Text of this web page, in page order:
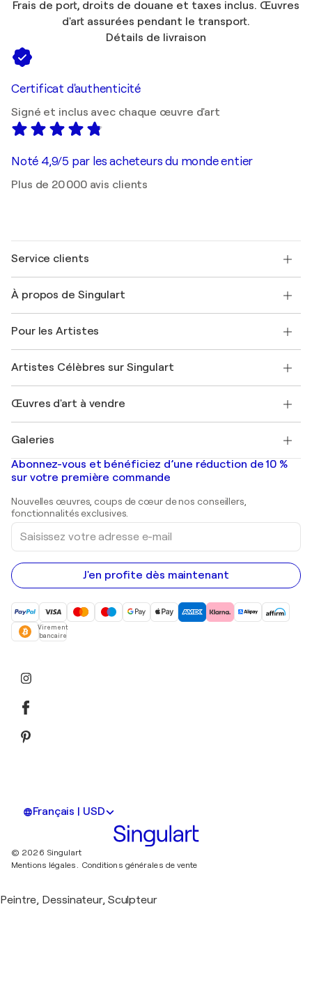
Frais de port, droits de douane et taxes inclus. Œuvres
d'art assurées pendant le transport.
Détails de livraison
Certificat d'authenticité
Signé et inclus avec chaque œuvre d'art
Noté 4,9/5 par les acheteurs du monde entier
Plus de 20 000 avis clients
Service clients
Expédition
Offrir une carte cadeau
Rejoignez notre programme commercial
Mon compte
+33 1 76 44 06 42
À propos de Singulart
FAQ
Magazine Singulart
Emplois
Découvrez une sélection d'art original
Pour les Artistes
Se connecter en tant qu'Artiste
Artistes Célèbres sur Singulart
Marc Chagall
Banksy
Mr. Brainwash
Shepard Fairey
Œuvres d'art à vendre
Tableaux abstraits à vendre
Peintures de paysage
Estampes
Peintures acryliques
Galeries
Galeries d'art en France
Galeries d'art en Belgique
Abonnez-vous et bénéficiez d’une réduction de 10 %
sur votre première commande
Nouvelles œuvres, coups de cœur de nos conseillers,
fonctionnalités exclusives.
Saisissez
votre
adresse
e-
mail
J'en profite dès maintenant
Virement
bancaire
Français | USD
© 2026 Singulart
Mentions légales. Conditions générales de vente
Peintre, Dessinateur, Sculpteur